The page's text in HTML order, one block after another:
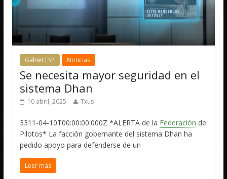
Galnet ESP Noticias
Se necesita mayor seguridad en el
sistema Dhan
10 abril, 2025 Txus
3311-04-10T00:00:00.000Z *ALERTA de la Federación de
Pilotos* La facción gobernante del sistema Dhan ha
pedido apoyo para defenderse de un
Leer más